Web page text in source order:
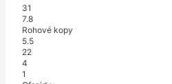
31
7.8
Rohové kopy
5.5
22
4
1